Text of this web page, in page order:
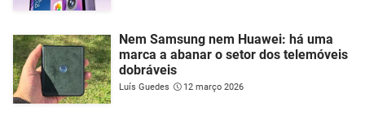
Nem Samsung nem Huawei: há uma
marca a abanar o setor dos telemóveis
dobráveis
Luís Guedes 12 março 2026